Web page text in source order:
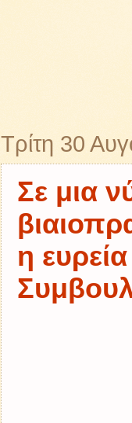
Τρίτη 30
Σε μια
η